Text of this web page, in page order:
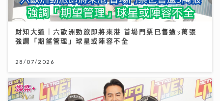
財知大道｜六歐洲勁旅即將來港 首場門票已售逾3萬張
強調「期望管理」球星或陣容不全
28/07/2026